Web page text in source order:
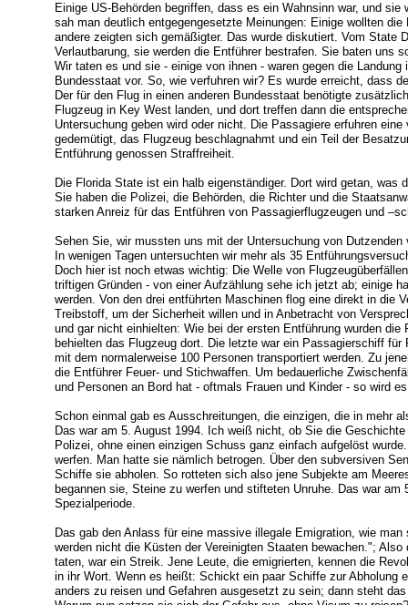
Einige US-Behörden begriffen, dass es ein Wahnsinn war, und
sah man deutlich entgegengesetzte Meinungen: Einige wollten
andere zeigten sich gemäßigter. Das wurde diskutiert. Vom State
Verlautbarung, sie werden die Entführer bestrafen. Sie baten uns
Wir taten es und sie - einige von ihnen - waren gegen die
Bundesstaat vor. So, wie verfuhren wir? Es wurde erreicht, dass
Der für den Flug in einen anderen Bundesstaat benötigte
Flugzeug in Key West landen, und dort treffen dann die
Untersuchung geben wird oder nicht. Die Passagiere erfuhren
gedemütigt, das Flugzeug beschlagnahmt und ein Teil der
Entführung genossen Straffreiheit.
Die Florida State ist ein halb eigenständiger. Dort wird getan, was
Sie haben die Polizei, die Behörden, die Richter und die
starken Anreiz für das Entführen von Passagierflugzeugen und
Sehen Sie, wir mussten uns mit der Untersuchung von
In wenigen Tagen untersuchten wir mehr als 35
Doch hier ist noch etwas wichtig: Die Welle von
triftigen Gründen - von einer Aufzählung sehe ich jetzt ab; einige
werden. Von den drei entführten Maschinen flog eine direkt in die
Treibstoff, um der Sicherheit willen und in Anbetracht von
und gar nicht einhielten: Wie bei der ersten Entführung wurden
behielten das Flugzeug dort. Die letzte war ein Passagierschiff
mit dem normalerweise 100 Personen transportiert werden. Zu
die Entführer Feuer- und Stichwaffen. Um bedauerliche
und Personen an Bord hat - oftmals Frauen und Kinder - so wird
Schon einmal gab es Ausschreitungen, die einzigen, die in mehr
Das war am 5. August 1994. Ich weiß nicht, ob Sie die
Polizei, ohne einen einzigen Schuss ganz einfach aufgelöst
werfen. Man hatte sie nämlich betrogen. Über den subversiven
Schiffe sie abholen. So rotteten sich also jene Subjekte am
begannen sie, Steine zu werfen und stifteten Unruhe. Das war
Spezialperiode.
Das gab den Anlass für eine massive illegale Emigration, wie
werden nicht die Küsten der Vereinigten Staaten bewachen.";
taten, war ein Streik. Jene Leute, die emigrierten, kennen die
in ihr Wort. Wenn es heißt: Schickt ein paar Schiffe zur Abholung
anders zu reisen und Gefahren ausgesetzt zu sein; dann steht